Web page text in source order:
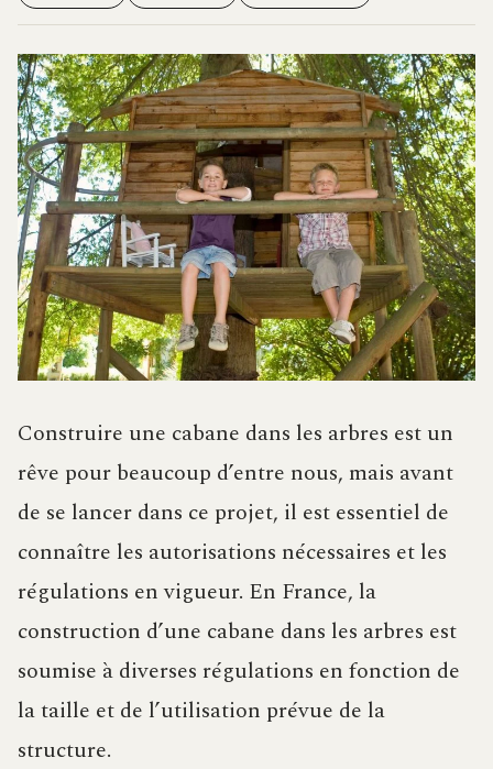
Construire une cabane dans les arbres est un
rêve pour beaucoup d’entre nous, mais avant
de se lancer dans ce projet, il est essentiel de
connaître les autorisations nécessaires et les
régulations en vigueur. En France, la
construction d’une cabane dans les arbres est
soumise à diverses régulations en fonction de
la taille et de l’utilisation prévue de la
structure.